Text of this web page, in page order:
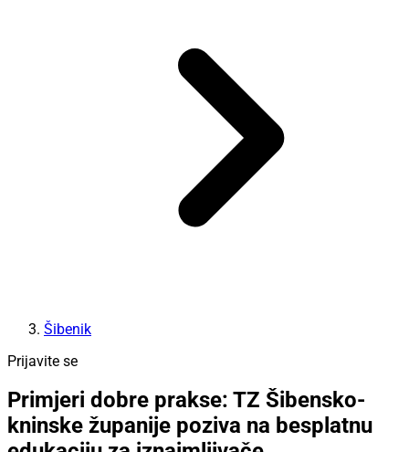
Šibenik
Prijavite se
Primjeri dobre prakse: TZ Šibensko-
kninske županije poziva na besplatnu